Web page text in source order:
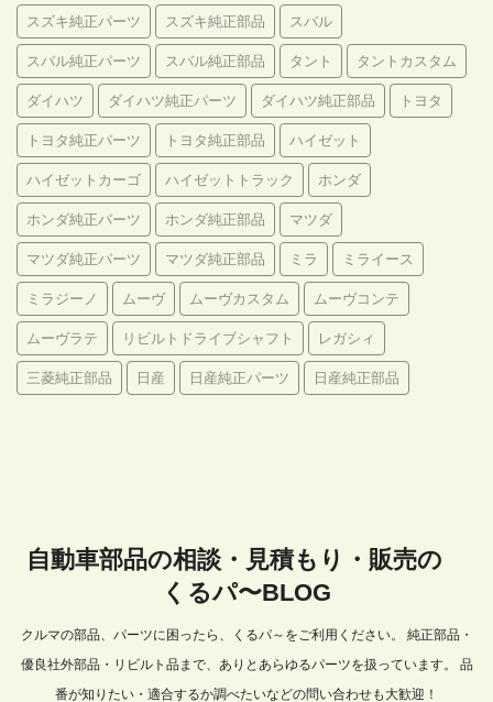
スズキ純正パーツ スズキ純正部品 スバル
スバル純正パーツ スバル純正部品 タント タントカスタム
ダイハツ ダイハツ純正パーツ ダイハツ純正部品 トヨタ
トヨタ純正パーツ トヨタ純正部品 ハイゼット
ハイゼットカーゴ ハイゼットトラック ホンダ
ホンダ純正パーツ ホンダ純正部品 マツダ
マツダ純正パーツ マツダ純正部品 ミラ ミライース
ミラジーノ ムーヴ ムーヴカスタム ムーヴコンテ
ムーヴラテ リビルトドライブシャフト レガシィ
三菱純正部品 日産 日産純正パーツ 日産純正部品
自動車部品の相談・見積もり・販売の
くるパ〜BLOG
クルマの部品、パーツに困ったら、くるパ～をご利用ください。 純正部品・
優良社外部品・リビルト品まで、ありとあらゆるパーツを扱っています。 品
番が知りたい・適合するか調べたいなどの問い合わせも大歓迎！